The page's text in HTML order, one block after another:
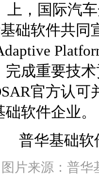
上，国际汽
础软件共同
完成重要技
官方认
软件企业。
图片来源：普华